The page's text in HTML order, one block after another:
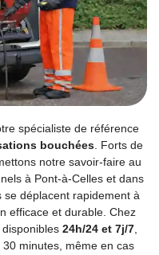
spécialiste de référence
bouchées. Forts de
notre savoir-faire au
à Pont-à-Celles et dans
se déplacent rapidement à
efficace et durable. Chez
24h/24 et 7j/7,
minutes, même en cas